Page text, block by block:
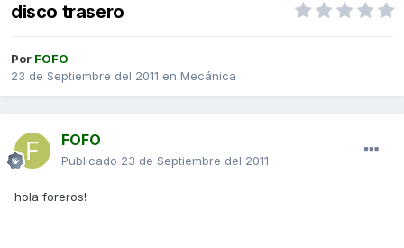
disco trasero
Por FOFO
23 de Septiembre del 2011 en Mecánica
FOFO
Publicado 23 de Septiembre del 2011
hola foreros!